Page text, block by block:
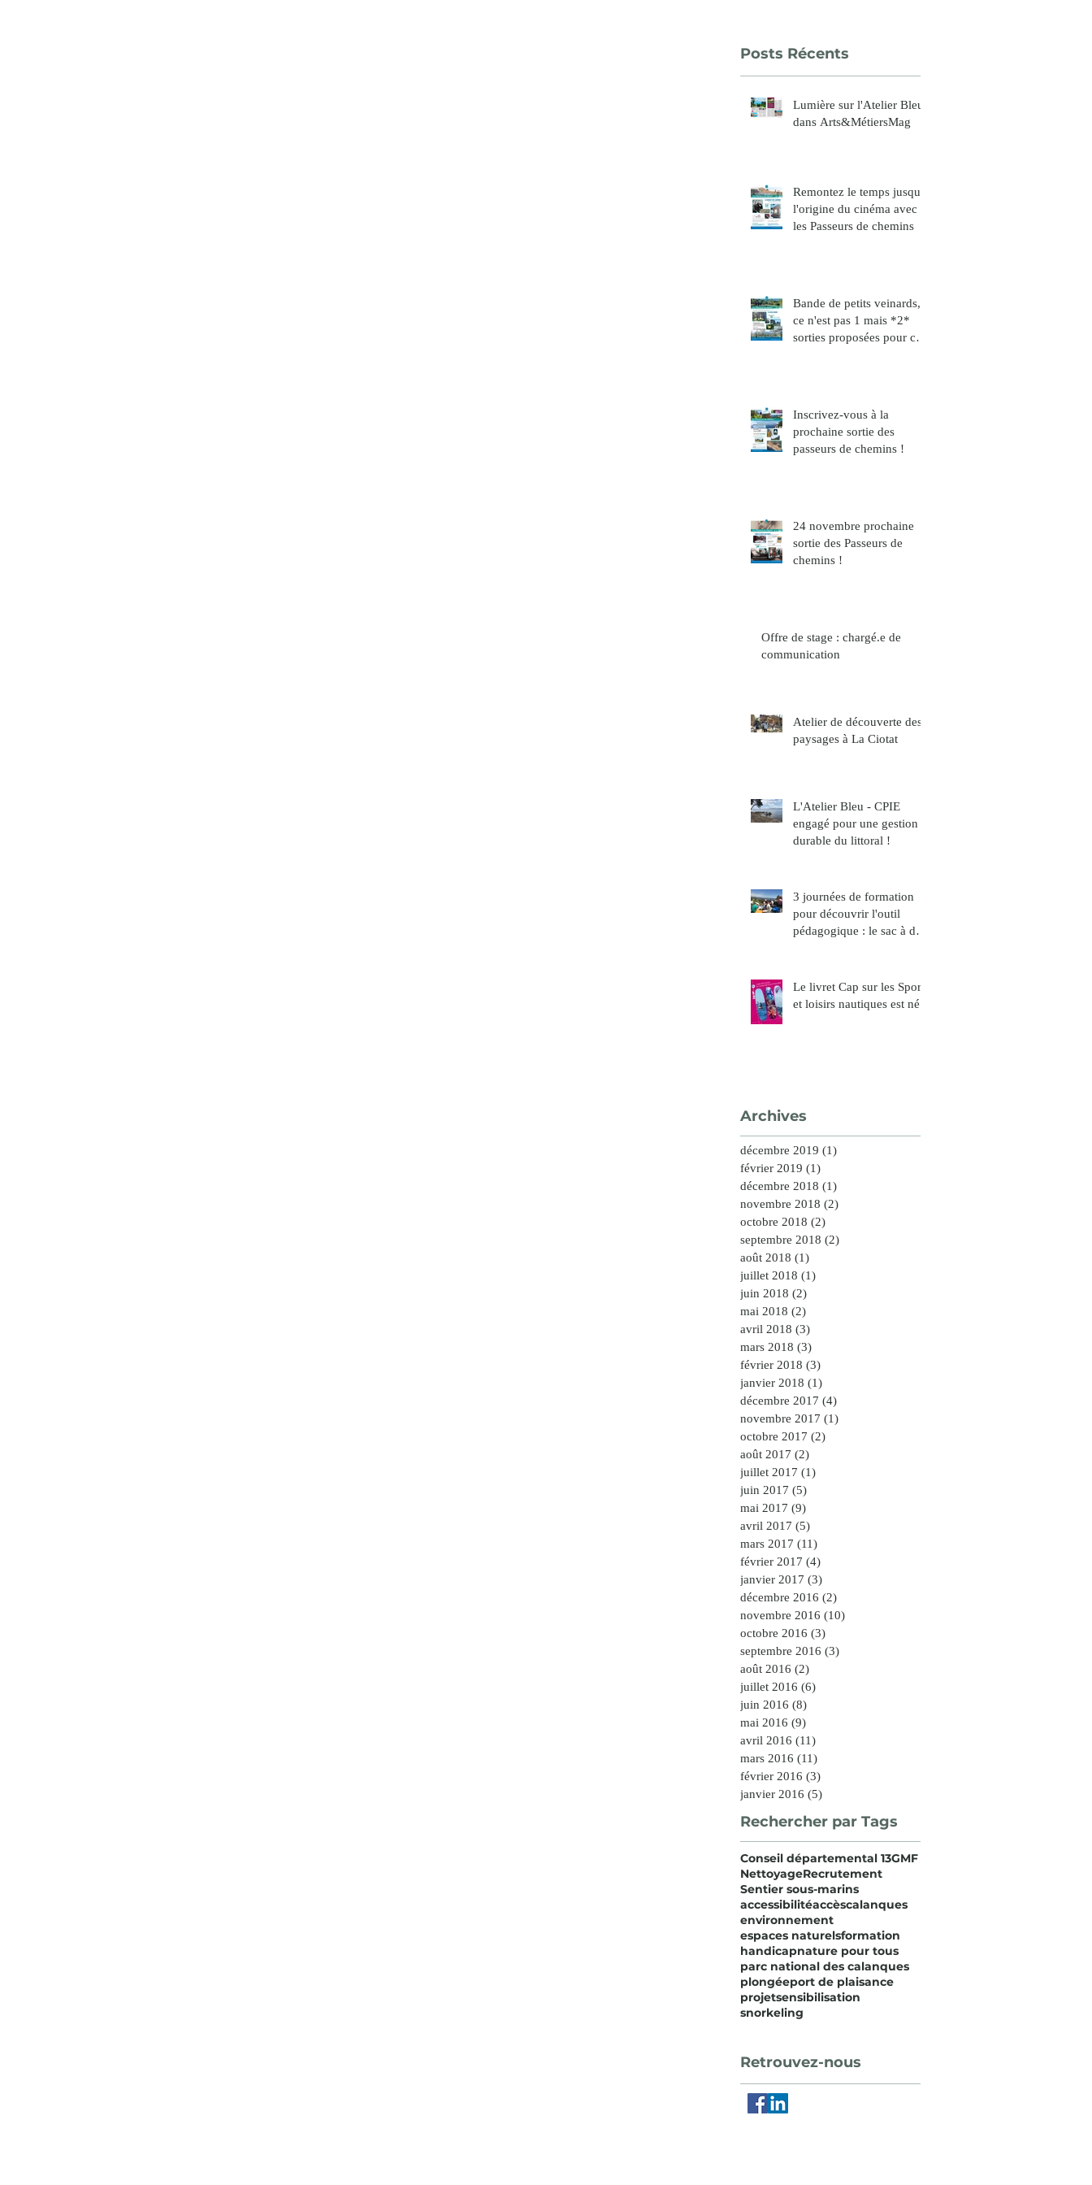
Posts Récents
Lumière sur l'Atelier Bleu
dans Arts&MétiersMag
Remontez le temps jusqu'à
l'origine du cinéma avec
les Passeurs de chemins
Bande de petits veinards,
ce n'est pas 1 mais *2*
sorties proposées pour ce
Inscrivez-vous à la
prochaine sortie des
passeurs de chemins !
24 novembre prochaine
sortie des Passeurs de
chemins !
Offre de stage : chargé.e de
communication
Atelier de découverte des
paysages à La Ciotat
L'Atelier Bleu - CPIE
engagé pour une gestion
durable du littoral !
3 journées de formation
pour découvrir l'outil
pédagogique : le sac à dos
Le livret Cap sur les Sports
et loisirs nautiques est né !
Archives
décembre 2019 (1)
février 2019 (1)
décembre 2018 (1)
novembre 2018 (2)
octobre 2018 (2)
septembre 2018 (2)
août 2018 (1)
juillet 2018 (1)
juin 2018 (2)
mai 2018 (2)
avril 2018 (3)
mars 2018 (3)
février 2018 (3)
janvier 2018 (1)
décembre 2017 (4)
novembre 2017 (1)
octobre 2017 (2)
août 2017 (2)
juillet 2017 (1)
juin 2017 (5)
mai 2017 (9)
avril 2017 (5)
mars 2017 (11)
février 2017 (4)
janvier 2017 (3)
décembre 2016 (2)
novembre 2016 (10)
octobre 2016 (3)
septembre 2016 (3)
août 2016 (2)
juillet 2016 (6)
juin 2016 (8)
mai 2016 (9)
avril 2016 (11)
mars 2016 (11)
février 2016 (3)
janvier 2016 (5)
Rechercher par Tags
Conseil départemental 13GMF
NettoyageRecrutement
Sentier sous-marins
accessibilitéaccèscalanques
environnement
espaces naturelsformation
handicapnature pour tous
parc national des calanques
plongéeport de plaisance
projetsensibilisation
snorkeling
Retrouvez-nous